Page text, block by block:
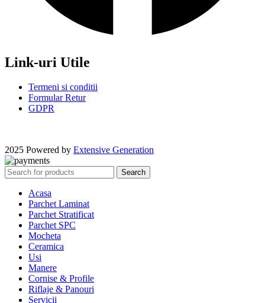
Link-uri Utile
Termeni si conditii
Formular Retur
GDPR
2025 Powered by Extensive Generation
Search
Acasa
Parchet Laminat
Parchet Stratificat
Parchet SPC
Mocheta
Ceramica
Usi
Manere
Cornise & Profile
Riflaje & Panouri
Servicii